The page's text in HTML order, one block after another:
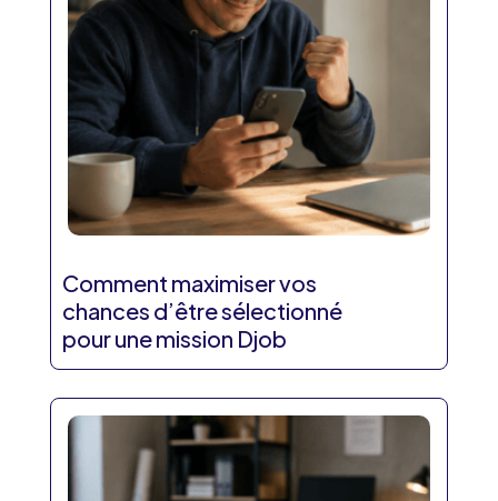
Comment maximiser vos
chances d’être sélectionné
pour une mission Djob